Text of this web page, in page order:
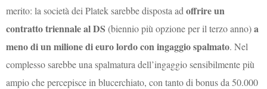
merito: la società dei Platek sarebbe disposta adoffrire un
contratto triennale al DS (biennio più opzione per il terzo anno)a
meno di un milione di euro lordo con ingaggio spalmato. Nel
complesso sarebbe una spalmatura dell’ingaggio sensibilmente più
ampio che percepisce in blucerchiato, con tanto di bonus da 50.000